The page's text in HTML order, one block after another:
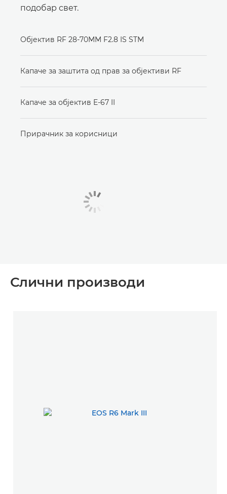
подобар свет.
Објектив RF 28-70MM F2.8 IS STM
Капаче за заштита од прав за објективи RF
Капаче за објектив E-67 II
Прирачник за корисници
Слични производи